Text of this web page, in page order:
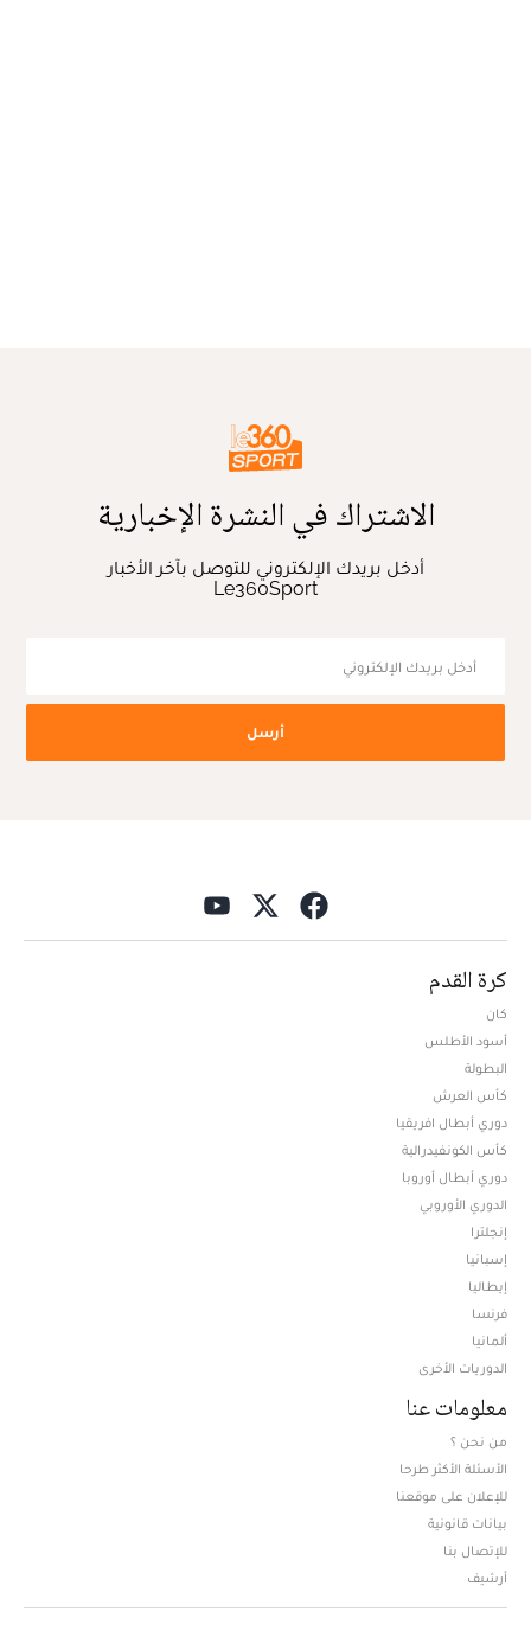
الاشتراك في النشرة الإخبارية
أدخل بريدك الإلكتروني للتوصل بآخر الأخبار
Le360Sport
أرسل
كرة القدم
كان
أسود الأطلس
البطولة
كأس العرش
دوري أبطال افريقيا
كأس الكونفيدرالية
دوري أبطال أوروبا
الدوري الأوروبي
إنجلترا
إسبانيا
إيطاليا
فرنسا
ألمانيا
الدوريات الأخرى
معلومات عنا
من نحن ؟
الأسئلة الأكثر طرحا
للإعلان على موقعنا
بيانات قانونية
للإتصال بنا
أرشيف